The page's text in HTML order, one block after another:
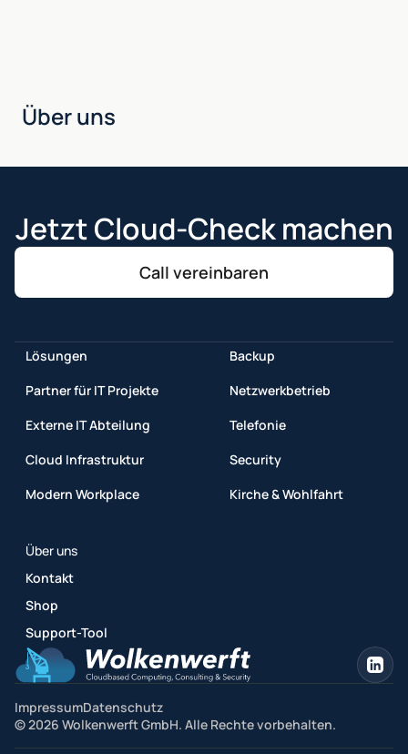
Über uns
Jetzt Cloud-Check machen
Call vereinbaren
Lösungen
Partner für IT Projekte
Externe IT Abteilung
Cloud Infrastruktur
Modern Workplace
Backup
Netzwerkbetrieb
Telefonie
Security
Kirche & Wohlfahrt
Über uns
Kontakt
Shop
Support-Tool
ImpressumDatenschutz
© 2026 Wolkenwerft GmbH. Alle Rechte vorbehalten.